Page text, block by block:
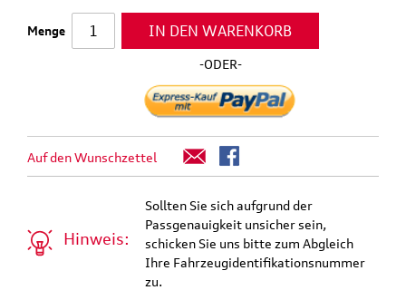
Menge IN DEN WARENKORB
-ODER-
Auf den Wunschzettel
Hinweis:
Sollten Sie sich aufgrund der
Passgenauigkeit unsicher sein,
schicken Sie uns bitte zum Abgleich
Ihre Fahrzeugidentifikationsnummer
zu.